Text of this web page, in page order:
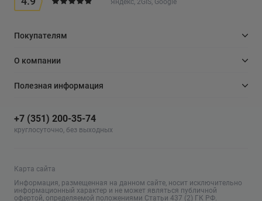
Яндекс, 2GIS, Google
Покупателям
О компании
Полезная информация
+7 (351) 200-35-74
круглосуточно, без выходных
Карта сайта
Информация, размещенная на данном сайте, носит исключительно
информационный характер и не может являться публичной
офертой, определяемой положениями Статьи 437 (2) ГК РФ.